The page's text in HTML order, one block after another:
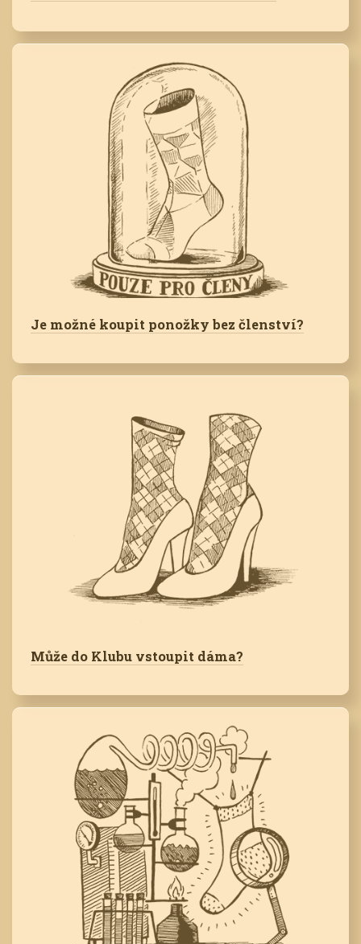
Je možné koupit ponožky bez členství?
Může do Klubu vstoupit dáma?